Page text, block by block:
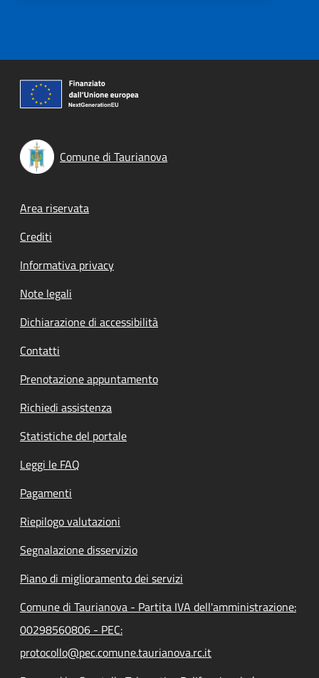
Comune di Taurianova
Footer menu
Area riservata
Crediti
Informativa privacy
Note legali
Dichiarazione di accessibilità
Contatti
Prenotazione appuntamento
Richiedi assistenza
Statistiche del portale
Leggi le FAQ
Pagamenti
Riepilogo valutazioni
Segnalazione disservizio
Piano di miglioramento dei servizi
Comune di Taurianova - Partita IVA dell'amministrazione:
00298560806 - PEC:
protocollo@pec.comune.taurianova.rc.it